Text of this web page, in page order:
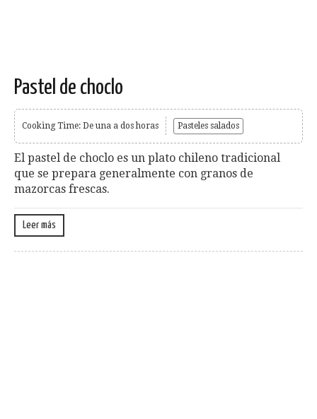
Pastel de choclo
Cooking Time: De una a dos horas Pasteles salados
El pastel de choclo es un plato chileno tradicional
que se prepara generalmente con granos de
mazorcas frescas.
Leer más